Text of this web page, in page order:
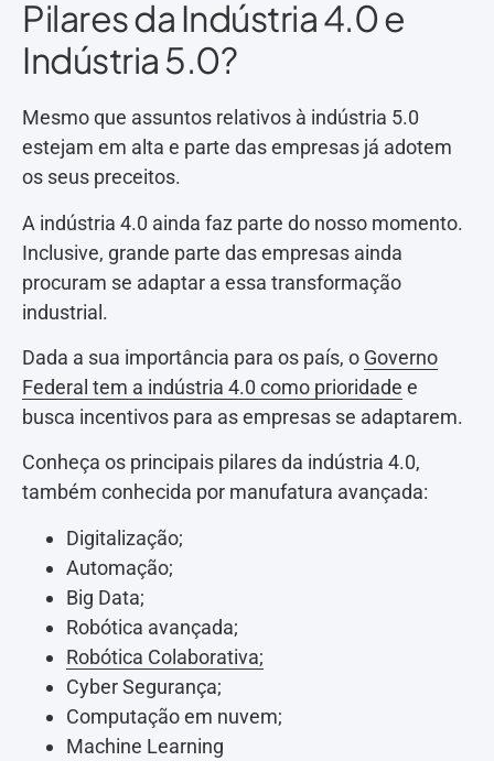
Pilares da Indústria 4.0 e
Indústria 5.0?
Mesmo que assuntos relativos à indústria 5.0
estejam em alta e parte das empresas já adotem
os seus preceitos.
A indústria 4.0 ainda faz parte do nosso momento.
Inclusive, grande parte das empresas ainda
procuram se adaptar a essa transformação
industrial.
Dada a sua importância para os país, o Governo
Federal tem a indústria 4.0 como prioridade e
busca incentivos para as empresas se adaptarem.
Conheça os principais pilares da indústria 4.0,
também conhecida por manufatura avançada:
Digitalização;
Automação;
Big Data;
Robótica avançada;
Robótica Colaborativa;
Cyber Segurança;
Computação em nuvem;
Machine Learning